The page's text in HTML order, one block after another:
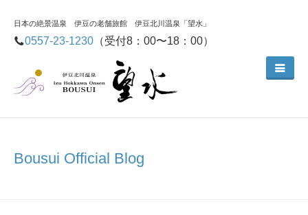
日本の絶景温泉 伊豆の老舗旅館 伊豆北川温泉「望水」
0557-23-1230 （受付8：00〜18：00）
Bousui Official Blog